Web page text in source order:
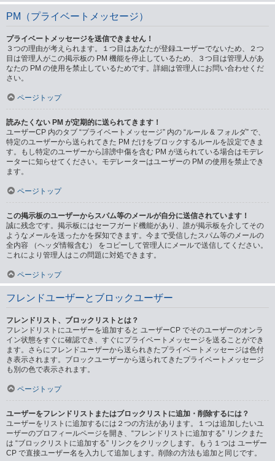
PM（プライベートメッセージ）
プライベートメッセージを送信できません！
３つの理由が考えられます。１つ目はあなたが登録ユーザーでないため、２つ
目は管理人がこの掲示板の PM 機能を停止しているため、３つ目は管理人があ
なたの PM の使用を禁止しているためです。詳細は管理人にお問い合わせくだ
さい。
ページトップ
読みたくない PM が定期的に送られてきます！
ユーザーCP 内のタブ “プライベートメッセージ” 内の “ルール & フォルダ” で、
特定のユーザーから送られてきた PM だけをブロックするルールを設定できま
す。もし特定のユーザーから誹謗中傷を含む PM が送られている場合はモデレ
ーターに知らせてください。モデレーターはユーザーの PM の使用を禁止でき
ます。
ページトップ
この掲示板のユーザーからスパム等のメールが自分に送信されています！
誠に残念です。掲示板にはセーフガード機能があり、誰が掲示板を介してその
ようなメールを送ったかを探知できます。今まで受信したスパム等のメールの
全内容 （ヘッダ情報含む） をコピーして管理人にメールで送信してください。
これにより管理人はこの問題に対処できます。
ページトップ
フレンドユーザーとブロックユーザー
フレンドリスト、ブロックリストとは？
フレンドリストにユーザーを追加すると ユーザーCP でそのユーザーのオンラ
イン状態をすぐに確認でき、すぐにプライベートメッセージを送ることができ
ます。さらにフレンドユーザーから送られきたプライベートメッセージは色付
き表示されます。ブロックユーザーから送られてきたプライベートメッセージ
も別の色で表示されます。
ページトップ
ユーザーをフレンドリストまたはブロックリストに追加・削除するには？
ユーザーをリストに追加するには２つの方法があります。１つは追加したいユ
ーザーのプロフィールページを開き、“フレンドリストに追加する” リンクまた
は “ブロックリストに追加する” リンクをクリックします。もう１つは ユーザー
CP で直接ユーザー名を入力して追加します。削除の方法も追加と同じです。